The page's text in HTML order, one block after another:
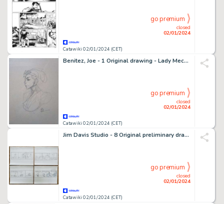
Catawiki 02/01/2024 (CET)
closed
02/01/2024
go premium
Benitez, Joe - 1 Original drawing - Lady Mechanika
Catawiki 02/01/2024 (CET)
closed
02/01/2024
go premium
Jim Davis Studio - 8 Original preliminary drawing - US Acres / Orson‘s Farm - Complete week of - 1986
Catawiki 02/01/2024 (CET)
closed
02/01/2024
go premium